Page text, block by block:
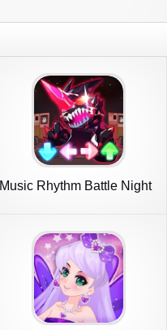
Music Rhythm Battle Night